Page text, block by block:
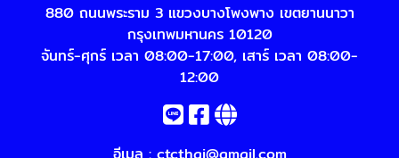
880 ถนนพระราม 3 แขวงบางโพงพาง เขตยานนาวา
กรุงเทพมหานคร 10120
จันทร์-ศุกร์ เวลา 08:00-17:00, เสาร์ เวลา 08:00-
12:00